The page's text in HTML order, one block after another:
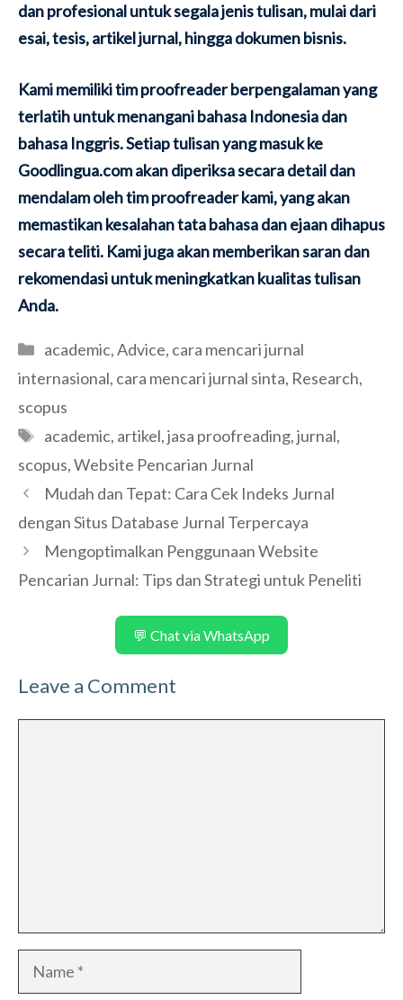
dan profesional untuk segala jenis tulisan, mulai dari
esai, tesis, artikel jurnal, hingga dokumen bisnis.
Kami memiliki tim proofreader berpengalaman yang
terlatih untuk menangani bahasa Indonesia dan
bahasa Inggris. Setiap tulisan yang masuk ke
Goodlingua.com akan diperiksa secara detail dan
mendalam oleh tim proofreader kami, yang akan
memastikan kesalahan tata bahasa dan ejaan dihapus
secara teliti. Kami juga akan memberikan saran dan
rekomendasi untuk meningkatkan kualitas tulisan
Anda.
Categories
academic,Advice, cara mencari jurnal
internasional, cara mencari jurnal sinta, Research,
scopus
Tags
academic, artikel,jasa proofreading,jurnal,
scopus,Website Pencarian Jurnal
Mudah dan Tepat: Cara Cek Indeks Jurnal
dengan Situs Database Jurnal Terpercaya
Mengoptimalkan Penggunaan Website
Pencarian Jurnal: Tips dan Strategi untuk Peneliti
💬 Chat via WhatsApp
Leave a Comment
Name